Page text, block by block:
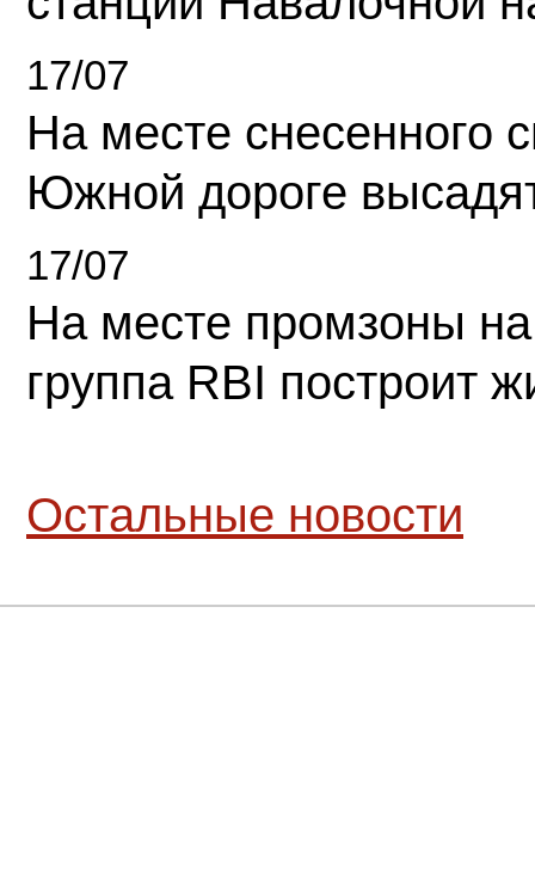
17/07
На месте снесенного
Южной дороге
17/07
На месте промзоны
группа RBI построит
Остальные новости